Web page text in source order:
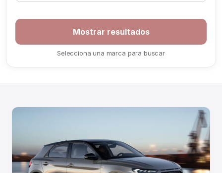
human,
Selecciona una marca para buscar